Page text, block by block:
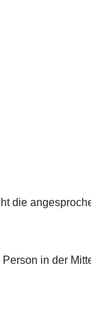
die
in der